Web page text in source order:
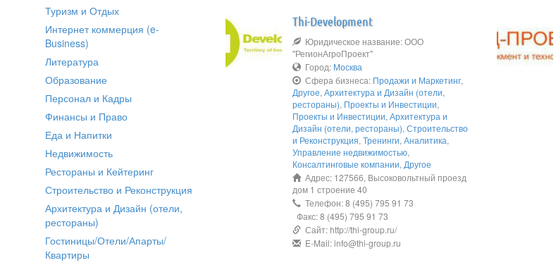
Туризм и Отдых
Интернет коммерция (e-
Business)
Литература
Образование
Персонал и Кадры
Финансы и Право
Еда и Напитки
Недвижимость
Рестораны и Кейтеринг
Строительство и Реконструкция
Архитектура и Дизайн (отели,
рестораны)
Гостиницы/Отели/Апарты/
Квартиры
Thi-Development
Юридическое название: ООО
"РегионАгроПроект"
Город: Москва
Сфера бизнеса: Продажи и Маркетинг,
Другое,Архитектура и Дизайн (отели,
рестораны), Проекты и Инвестиции,
Проекты и Инвестиции,Архитектура и
Дизайн (отели, рестораны),Строительство
и Реконструкция,Тренинги,Аналитика,
Управление недвижимостью,
Консалтинговые компании, Другое
Адрес: 127566, Высоковольтный проезд
дом 1 строение 40
Телефон: 8 (495) 795 91 73
Факс: 8 (495) 795 91 73
Сайт: http://thi-group.ru/
E-Mail: info@thi-group.ru